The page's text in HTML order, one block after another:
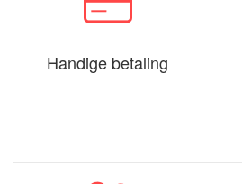
Handige betaling